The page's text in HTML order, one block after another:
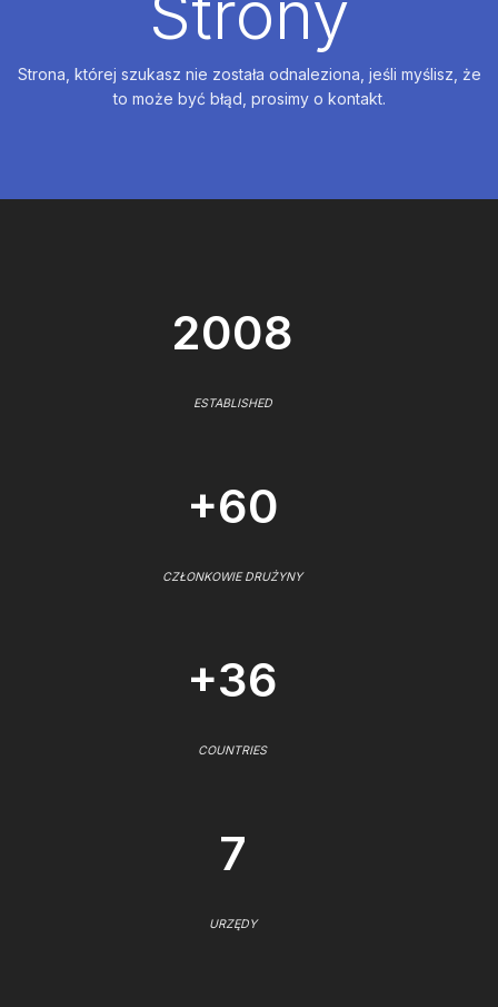
Strona, której szukasz nie została odnaleziona, jeśli myślisz, że
to może być błąd, prosimy o kontakt.
2008
ESTABLISHED
+60
CZŁONKOWIE DRUŻYNY
+36
COUNTRIES
7
URZĘDY